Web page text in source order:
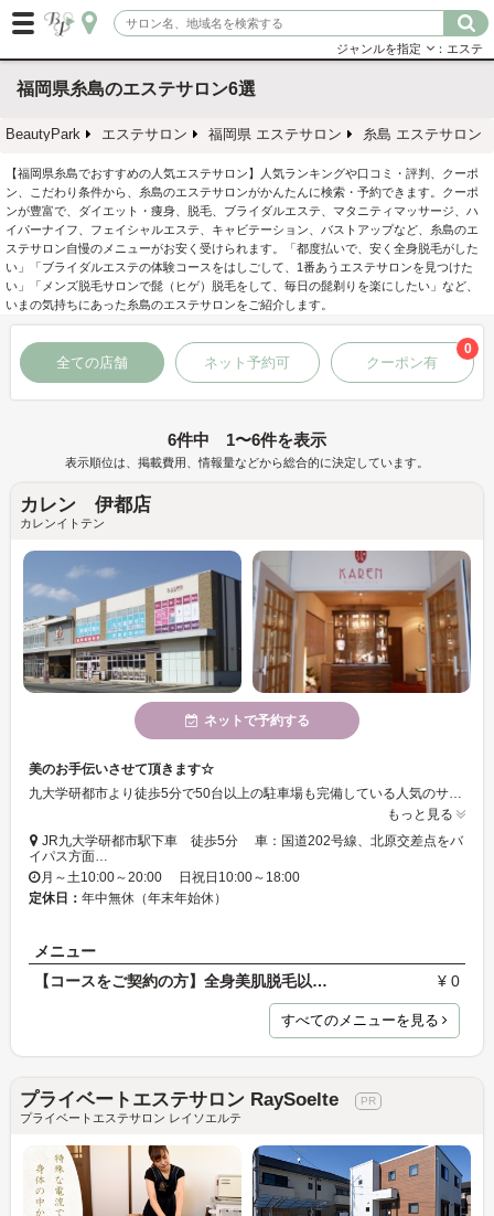
ジャンルを指定 ：エステ
福岡県糸島のエステサロン6選
BeautyPark エステサロン 福岡県 エステサロン 糸島 エステサロン
【福岡県糸島でおすすめの人気エステサロン】人気ランキングや口コミ・評判、クーポ
ン、こだわり条件から、糸島のエステサロンがかんたんに検索・予約できます。クーポ
ンが豊富で、ダイエット・痩身、脱毛、ブライダルエステ、マタニティマッサージ、ハ
イパーナイフ、フェイシャルエステ、キャビテーション、バストアップなど、糸島のエ
ステサロン自慢のメニューがお安く受けられます。「都度払いで、安く全身脱毛がした
い」「ブライダルエステの体験コースをはしごして、1番あうエステサロンを見つけた
い」「メンズ脱毛サロンで髭（ヒゲ）脱毛をして、毎日の髭剃りを楽にしたい」など、
いまの気持ちにあった糸島のエステサロンをご紹介します。
全ての店舗 ネット予約可 クーポン有
0
6件中 1〜6件を表示
表示順位は、掲載費用、情報量などから総合的に決定しています。
カレン 伊都店
カレンイトテン
ネットで予約する
美のお手伝いさせて頂きます☆
九大学研都市より徒歩5分で50台以上の駐車場も完備している人気のサロンです☆ 店内は高級感溢れる雰囲気で落ち着いた時間をお過ごし頂けます☆ 脱毛からフェイシャル・ボディーとお客様の「美」をお手伝い！！ スタッフ一同お待ちしておりますのでお気軽にお越し下さい♪
もっと見る
JR九大学研都市駅下車 徒歩5分 車：国道202号線、北原交差点をバ
イパス方面…
月～土10:00～20:00 日祝日10:00～18:00
定休日： 年中無休（年末年始休）
メニュー
【コースをご契約の方】全身美肌脱毛以外のコース
¥ 0
すべてのメニューを見る
プライベートエステサロン RaySoelte
プライベートエステサロン レイソエルテ